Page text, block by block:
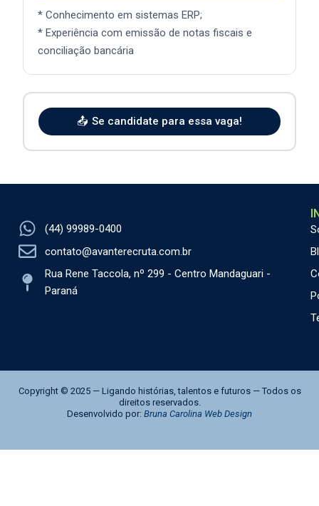
* Conhecimento em sistemas ERP;
* Experiência com emissão de notas fiscais e
conciliação bancária
📤 Se candidate para essa vaga!
(44) 99989-0400
contato@avanterecruta.com.br
Rua Rene Taccola, nº 299 - Centro Mandaguari -
Paraná
Copyright © 2025 — Ligando histórias, talentos e futuros — Todos os
direitos reservados.
Desenvolvido por: Bruna Carolina Web Design